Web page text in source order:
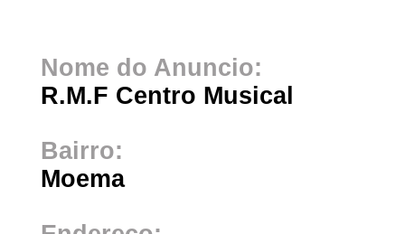
Nome do Anuncio:
R.M.F Centro Musical
Bairro:
Moema